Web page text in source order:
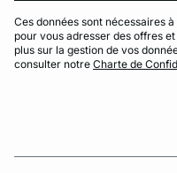
Ces données sont nécessaires
pour vous adresser des offres
plus sur la gestion de vos
consulter notre Charte de